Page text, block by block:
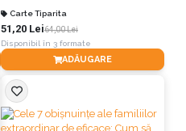
Carte Tiparita
51,20 Lei64,00 Lei
Disponibil în 3 formate
ADĂUGARE